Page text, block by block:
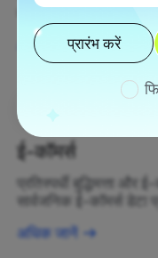
अधिक जानें
ई-कॉमर्स
प्रतिस्पर्धी बुद्धिमत्ता और
सार्वजनिक ई-कॉमर्स डेटा
अधिक जानें
प्रारंभ करें